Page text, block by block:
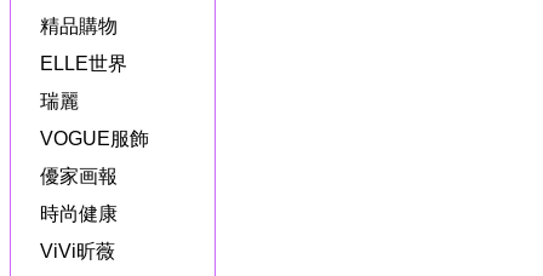
精品購物
ELLE世界
瑞麗
VOGUE服飾
優家画報
時尚健康
ViVi昕薇